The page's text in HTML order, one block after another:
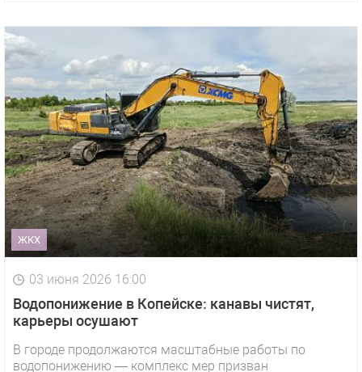
ЖКХ
03 июня 2026 16:00
Водопонижение в Копейске: канавы чистят,
карьеры осушают
В городе продолжаются масштабные работы по
водопонижению — комплекс мер призван